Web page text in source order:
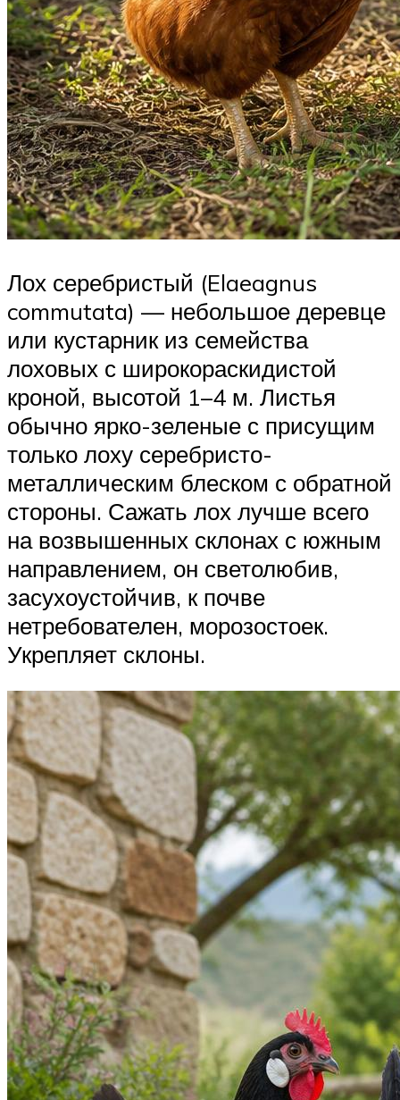
Лох серебристый (Elaeagnus
commutata) — небольшое деревце
или кустарник из семейства
лоховых с широкораскидистой
кроной, высотой 1–4 м. Листья
обычно ярко-зеленые с присущим
только лоху серебристо-
металлическим блеском с обратной
стороны. Сажать лох лучше всего
на возвышенных склонах с южным
направлением, он светолюбив,
засухоустойчив, к почве
нетребователен, морозостоек.
Укрепляет склоны.